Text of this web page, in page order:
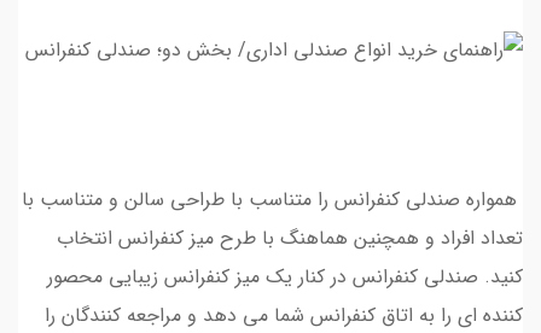
همواره صندلی کنفرانس را متناسب با طراحی سالن و متناسب با
تعداد افراد و همچنین هماهنگ با طرح میز کنفرانس انتخاب
کنید. صندلی کنفرانس در کنار یک میز کنفرانس زیبایی محصور
کننده اي را به اتاق کنفرانس شما مي دهد و مراجعه کنندگان را